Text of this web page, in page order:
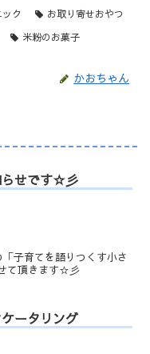
ク
お取り寄せおやつ
米粉のお菓子
かおちゃん
らせです☆彡
子育てを語りつくす小さ
て頂きます☆彡
ータリング